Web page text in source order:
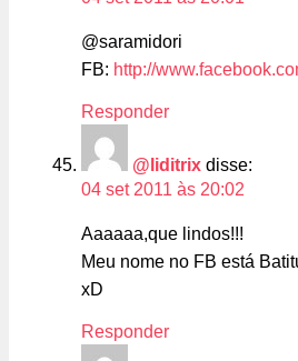
@saramidori
FB: http://
Responder
@liditrix disse:
04 set 2011 às 20:02
Aaaaaa,que lindos!!!
Meu nome no FB está
xD
Responder